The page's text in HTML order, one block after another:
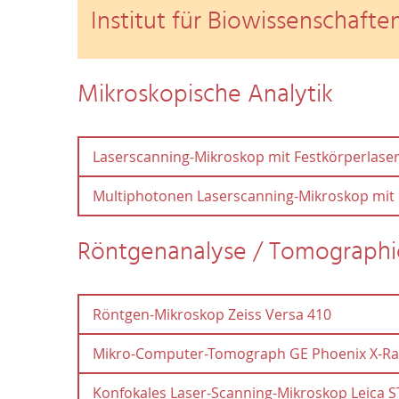
Institut für
Mikroskopische Analytik
Laserscanning-Mikroskop mit
Laserscanning-Mikroskop mit
Festkörperlasern
-----------------------------------------------------------
Gerätebeschreibung:
Nikon A1 CLSM, blue solid state laser diode
Multiphotonen Laserscanning-Mikroskop mit
Multiphotonen
IR-Laser
Standort: AG von Prof. Lehmann, Albert-Einstein-
-----------------------------------------------------------
Gerätebeschreibung:
Röntgenanalyse /
Röntgen-Mikroskop Zeiss Versa 410
Röntgen-Mikroskop Zeiss
Mikro-Computer-Tomograph GE Phoenix X-
Konfokales Laser-Scanning-Mikroskop Leica